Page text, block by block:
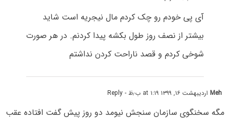
آی پی خودم رو چک کردم مال نیجریه است شاید
بیشتر از نصف روز طول بکشه پیدا کردنم. در هر صورت
شوخی کردم و قصد ناراحت کردن نداشتم
Mehاردیبهشت ۱۶, ۱۳۹۹ at ۱:۱۹ ب٫ظ - Reply
مگه سخنگوی سازمان سنجش نیومد دو روز پیش گفت افتاده عقب